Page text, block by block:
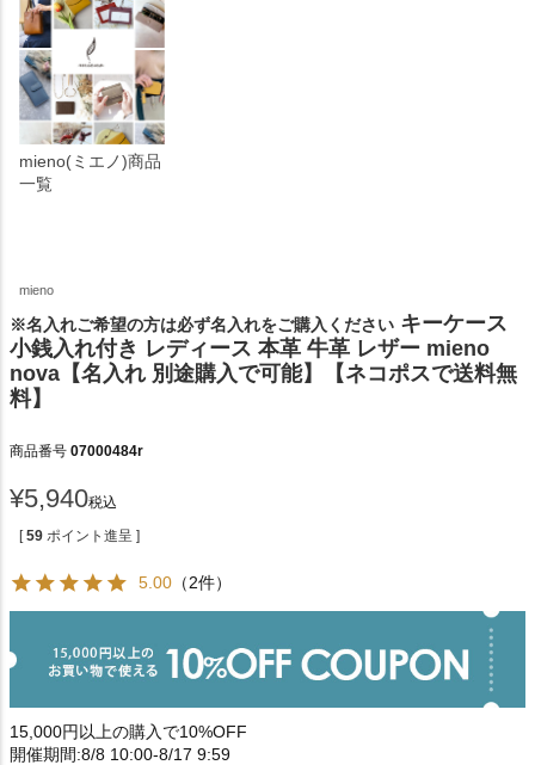
mieno(ミエノ)商品
一覧
mieno
※名入れご希望の方は必ず名入れをご購入ください キーケース
小銭入れ付き レディース 本革 牛革 レザー mieno
nova【名入れ 別途購入で可能】【ネコポスで送料無
料】
商品番号 07000484r
¥5,940税込
[ 59 ポイント進呈 ]
5.00 （2件）
15,000円以上の購入で10%OFF
開催期間:8/8 10:00-8/17 9:59